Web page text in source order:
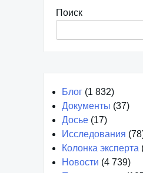
Поиск
Блог (1 832)
Документы (37)
Досье (17)
Исследования
Колонка эксперта
Новости (4 739)